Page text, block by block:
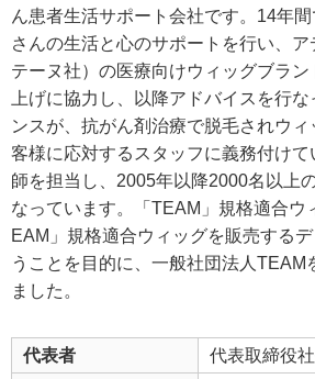
ん患者生活サポート会社です。14年
さんの生活と心のサポートを行い、
テーヌ社）の医療向けウィッグブラ
上げに協力し、以降アドバイスを行
ンスが、抗がん剤治療で脱毛されウ
客様に応対するスタッフに義務付け
師を担当し、2005年以降2000名以上
なっています。「TEAM」規格適合ウ
EAM」規格適合ウィッグを販売する
うことを目的に、一般社団法人TEAM
ました。
代表者
代表取締役